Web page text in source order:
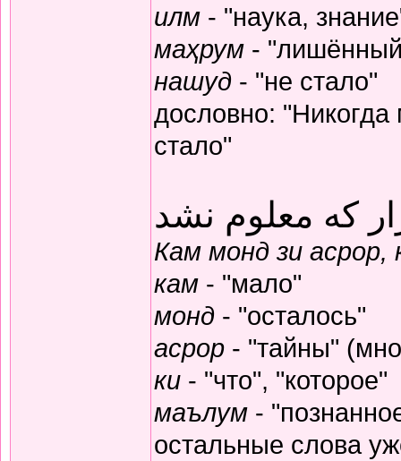
илм - "наука,
маҳрум -
нашуд - "не стало"
дословно:
стало"
که معلوم نشد
Кам монд зи
кам - "мало"
монд - "осталось"
асрор - "тайны"
ки - "что", "которое"
маълум -
остальные слова